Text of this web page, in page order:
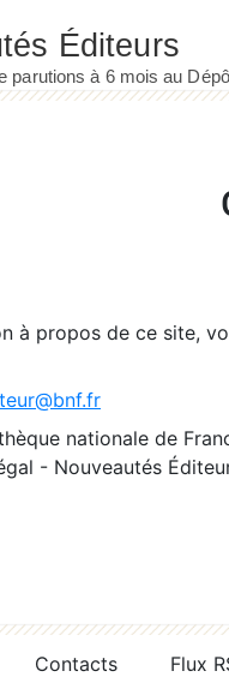
à propos de ce site,
nationale de
- Nouveautés
Contacts
Flux